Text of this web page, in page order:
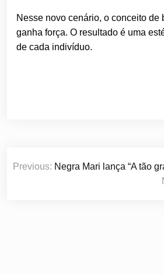
Nesse novo cenário, o conceito
ganha força. O resultado é uma
de cada indivíduo.
de
Previous: Negra Mari lança “A tão